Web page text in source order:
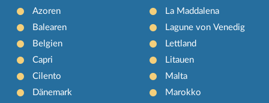
Azoren
Balearen
Belgien
Capri
Cilento
Dänemark
La Maddalena
Lagune von Venedig
Lettland
Litauen
Malta
Marokko